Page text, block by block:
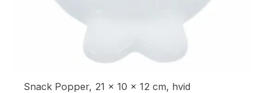
Snack Popper, 21 × 10 × 12 cm, hvid